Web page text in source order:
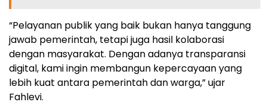
“Pelayanan publik yang baik bukan hanya tanggung
jawab pemerintah, tetapi juga hasil kolaborasi
dengan masyarakat. Dengan adanya transparansi
digital, kami ingin membangun kepercayaan yang
lebih kuat antara pemerintah dan warga,” ujar
Fahlevi.